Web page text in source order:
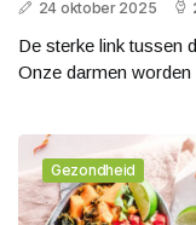
24 oktober 2025
De sterke link tussen
Onze darmen worden
Gezondheid